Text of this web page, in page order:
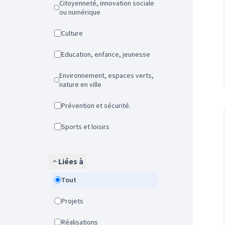
Citoyenneté, innovation sociale
ou numérique
Culture
Education, enfance, jeunesse
Environnement, espaces verts,
nature en ville
Prévention et sécurité.
Sports et loisirs
Liées à
Tout
Projets
Réalisations